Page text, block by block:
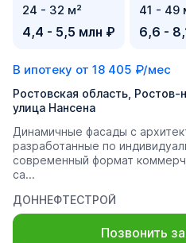
24 - 32 м²
4,4 - 5,5 млн ₽
41 - 49
6,6 -
В ипотеку от 18 405 ₽/мес
Ростовская область,
улица Нансена
Динамичные фасады с
разработанные по
современный формат
са...
ДОННЕФТЕСТРОЙ
Позвонить